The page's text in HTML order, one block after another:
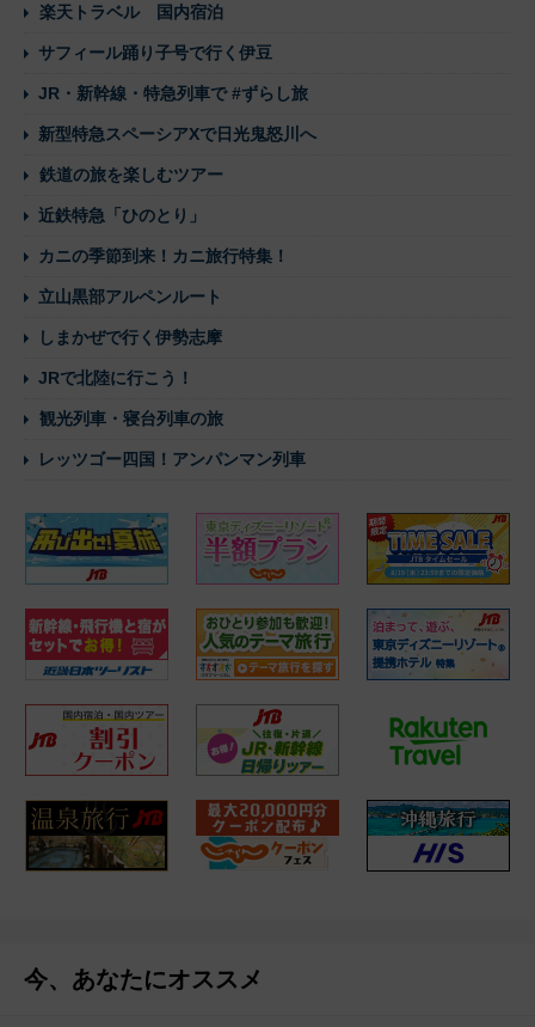
楽天トラベル 国内宿泊
サフィール踊り子号で行く伊豆
JR・新幹線・特急列車で #ずらし旅
新型特急スペーシアXで日光鬼怒川へ
鉄道の旅を楽しむツアー
近鉄特急「ひのとり」
カニの季節到来！カニ旅行特集！
立山黒部アルペンルート
しまかぜで行く伊勢志摩
JRで北陸に行こう！
観光列車・寝台列車の旅
レッツゴー四国！アンパンマン列車
今、あなたにオススメ